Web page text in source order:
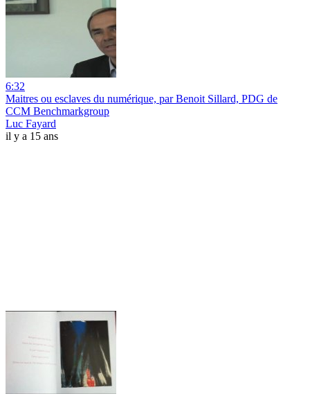
6:32
Maitres ou esclaves du numérique, par Benoit Sillard, PDG de
CCM Benchmarkgroup
Luc Fayard
il y a 15 ans